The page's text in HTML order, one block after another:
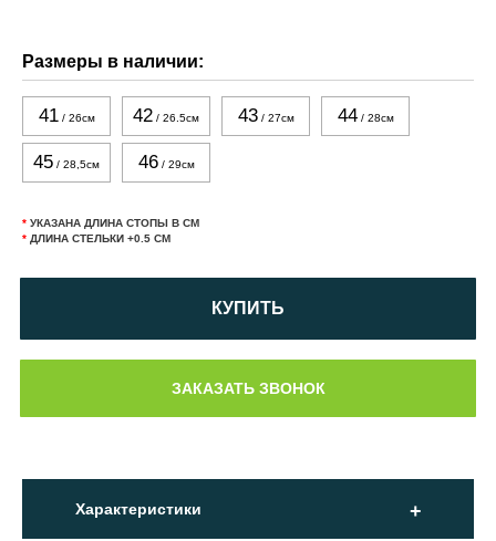
Размеры в наличии:
41/ 26см 42 / 26.5см 43/ 27см 44/ 28см
45 / 28,5см 46/ 29см
* УКАЗАНА ДЛИНА СТОПЫ В СМ
* ДЛИНА СТЕЛЬКИ +0.5 СМ
КУПИТЬ
Характеристики